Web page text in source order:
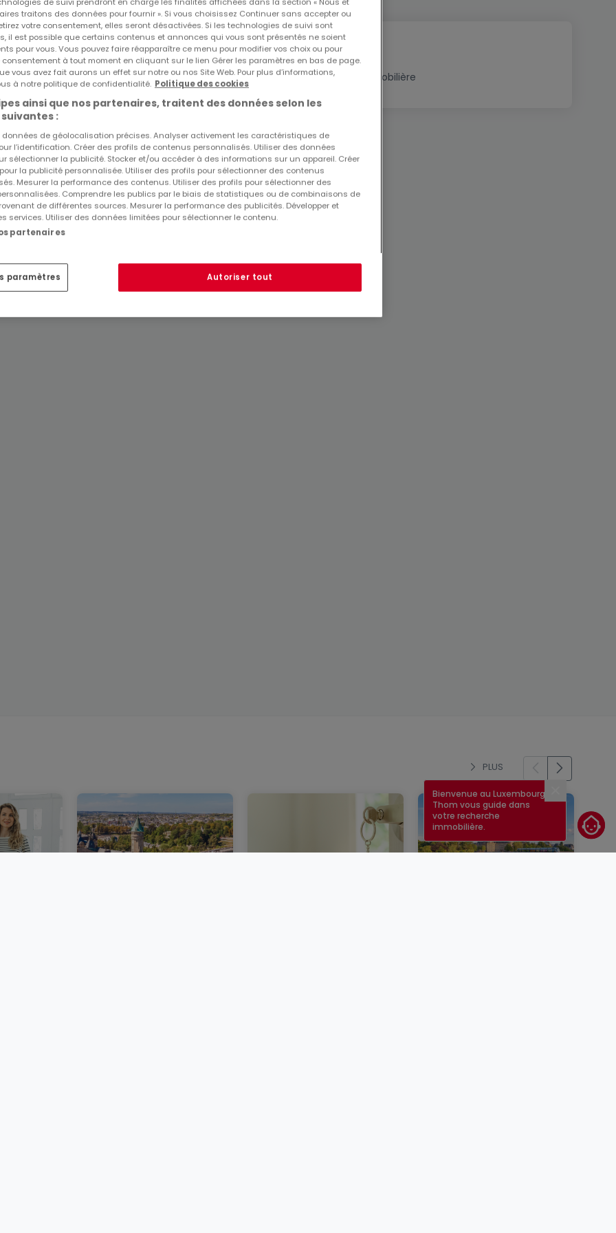
Autres recherches suggérées
Agences immobilières à Wintrange Estimation immobilière
PLUS
Fermer
Bienvenue au Luxembourg !
Thom vous guide dans
votre recherche
immobilière.
traitons des données pour fournir ». Si vous choisissez Continuer sans accepter ou
votre consentement, elles seront désactivées. Si les technologies de suivi sont
il est possible que certains contenus et annonces qui vous sont présentés ne soient
pour vous. Vous pouvez faire réapparaître ce menu pour modifier vos choix ou pour
consentement à tout moment en cliquant sur le lien Gérer les paramètres en bas de page.
vous avez fait aurons un effet sur notre ou nos Site Web. Pour plus d’informations,
à notre politique de confidentialité. Politique des cookies
ainsi que nos partenaires, traitent des données selon les
:
données de géolocalisation précises. Analyser activement les caractéristiques de
l’identification. Créer des profils de contenus personnalisés. Utiliser des données
sélectionner la publicité. Stocker et/ou accéder à des informations sur un appareil. Créer
la publicité personnalisée. Utiliser des profils pour sélectionner des contenus
Mesurer la performance des contenus. Utiliser des profils pour sélectionner des
Comprendre les publics par le biais de statistiques ou de combinaisons de
de différentes sources. Mesurer la performance des publicités. Développer et
services. Utiliser des données limitées pour sélectionner le contenu.
partenaires
paramètres Autoriser tout